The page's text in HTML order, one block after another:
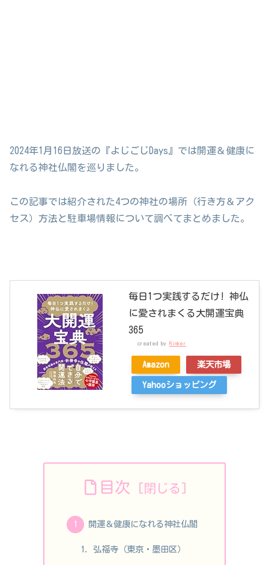
2024年1月16日放送の『よじごじDays』では開運＆健康に
なれる神社仏閣を巡りました。
この記事では紹介された4つの神社の場所（行き方＆アク
セス）方法と駐車場情報について調べてまとめました。
毎日1つ実践するだけ! 神仏
に愛されまくる大開運宝典
365
created by Rinker
Amazon 楽天市場
Yahooショッピング
目次
開運＆健康になれる神社仏閣
弘福寺（東京・墨田区）